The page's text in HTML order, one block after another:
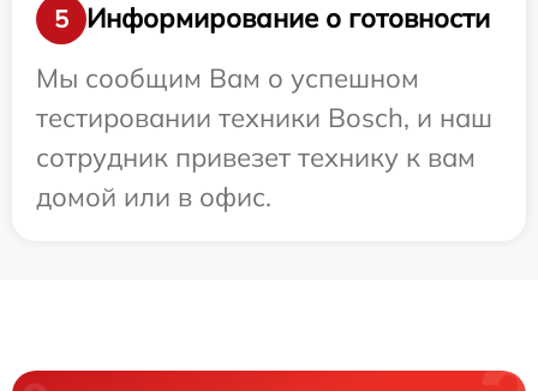
5
Информирование о готовности
Мы сообщим Вам о успешном
тестировании техники Bosch, и наш
сотрудник привезет технику к вам
домой или в офис.